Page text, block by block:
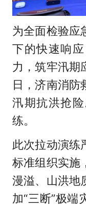
为全面检验应
下的快速响
力，筑牢汛期
日，济南消防
汛期抗洪抢
练。
此次拉动演练
标准组织实施
漫溢、山洪地
加“三断”极端